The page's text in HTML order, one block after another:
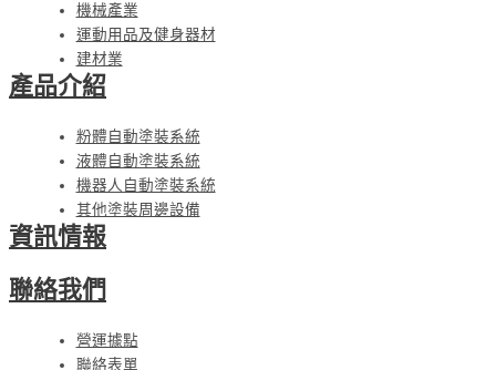
機械產業
運動用品及健身器材
建材業
產品介紹
粉體自動塗裝系統
液體自動塗裝系統
機器人自動塗裝系統
其他塗裝周邊設備
資訊情報
聯絡我們
營運據點
聯絡表單